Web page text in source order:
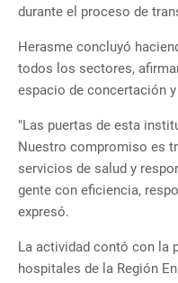
durante el proceso de
Herasme concluyó
todos los sectores,
espacio de concertación
"Las puertas de esta
Nuestro compromiso es
servicios de salud y
gente con eficiencia,
expresó.
La actividad contó con la
hospitales de la Región